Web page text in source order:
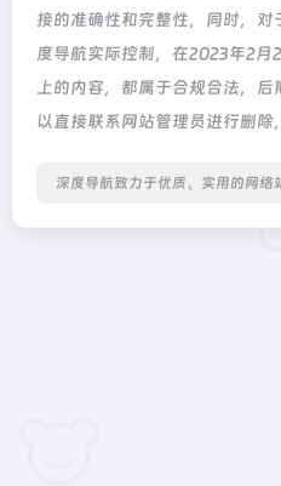
接的准确性和完整性，同时，
度导航实际控制，在2023年2月
上的内容，都属于合规合法，
以直接联系网站管理员进行删除
深度导航致力于优质、实用的网络